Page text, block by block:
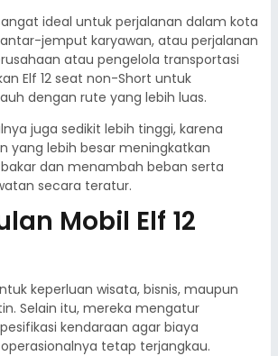
ideal untuk perjalanan dalam kota
jemput karyawan, atau perjalanan
atau pengelola transportasi
Elf 12 seat non-Short untuk
dengan rute yang lebih luas.
juga sedikit lebih tinggi, karena
yang lebih besar meningkatkan
dan menambah beban serta
secara teratur.
Mobil Elf 12
keperluan wisata, bisnis, maupun
Selain itu, mereka mengatur
kendaraan agar biaya
tetap terjangkau.